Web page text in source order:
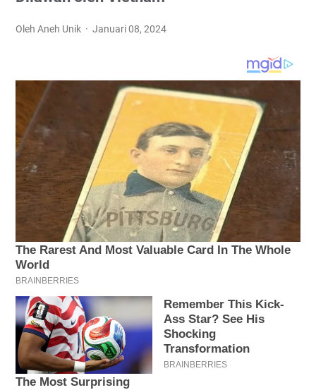
Oleh Aneh Unik Januari 08, 2024